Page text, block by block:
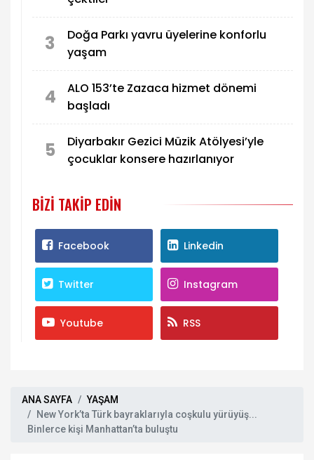
3
Doğa Parkı yavru üyelerine konforlu
yaşam
4
ALO 153’te Zazaca hizmet dönemi
başladı
5
Diyarbakır Gezici Müzik Atölyesi’yle
çocuklar konsere hazırlanıyor
BIZI TAKIP EDIN
Facebook Linkedin
Twitter Instagram
Youtube RSS
ANA SAYFA
YAŞAM
New York’ta Türk bayraklarıyla coşkulu yürüyüş...
Binlerce kişi Manhattan’ta buluştu